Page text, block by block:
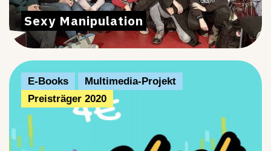
Sexy Manipulation
E-Books
Multimedia-Projekt
Preisträger 2020